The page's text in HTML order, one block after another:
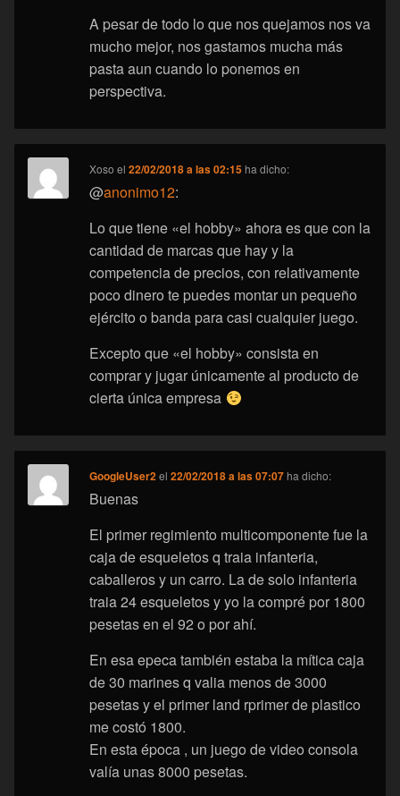
A pesar de todo lo que nos quejamos nos va
mucho mejor, nos gastamos mucha más
pasta aun cuando lo ponemos en
perspectiva.
Xoso el22/02/2018 a las 02:15 ha dicho:
@anonimo12:
Lo que tiene «el hobby» ahora es que con la
cantidad de marcas que hay y la
competencia de precios, con relativamente
poco dinero te puedes montar un pequeño
ejército o banda para casi cualquier juego.
Excepto que «el hobby» consista en
comprar y jugar únicamente al producto de
cierta única empresa
GoogleUser2el22/02/2018 a las 07:07 ha dicho:
Buenas
El primer regimiento multicomponente fue la
caja de esqueletos q traia infanteria,
caballeros y un carro. La de solo infanteria
traia 24 esqueletos y yo la compré por 1800
pesetas en el 92 o por ahí.
En esa epeca también estaba la mítica caja
de 30 marines q valia menos de 3000
pesetas y el primer land rprimer de plastico
me costó 1800.
En esta época , un juego de video consola
valía unas 8000 pesetas.